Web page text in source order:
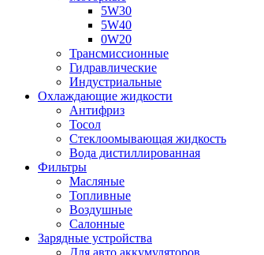
5W30
5W40
0W20
Трансмиссионные
Гидравлические
Индустриальные
Охлаждающие жидкости
Антифриз
Тосол
Стеклоомывающая жидкость
Вода дистиллированная
Фильтры
Масляные
Топливные
Воздушные
Салонные
Зарядные устройства
Для авто аккумуляторов